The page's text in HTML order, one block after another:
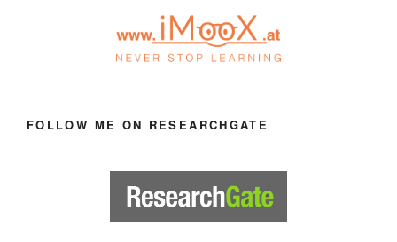
FOLLOW ME ON RESEARCHGATE